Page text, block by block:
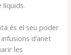
líquids.
és el seu poder
d’anet
les